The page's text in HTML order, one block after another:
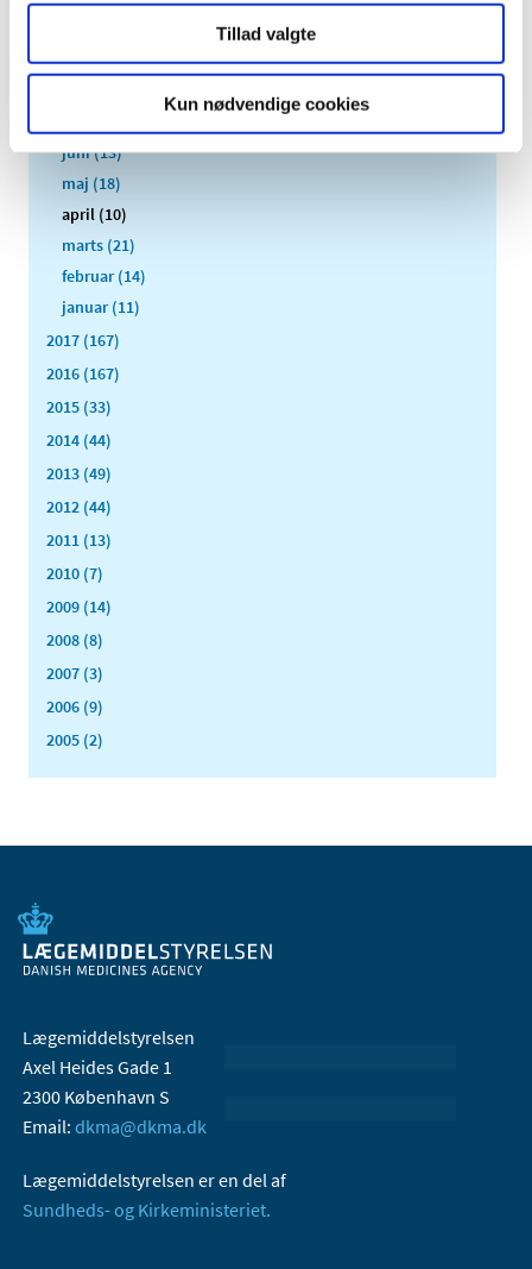
Tillad valgte
Kun nødvendige cookies
september (11)
juni (13)
maj (18)
april (10)
marts (21)
februar (14)
januar (11)
2017 (167)
2016 (167)
2015 (33)
2014 (44)
2013 (49)
2012 (44)
2011 (13)
2010 (7)
2009 (14)
2008 (8)
2007 (3)
2006 (9)
2005 (2)
Lægemiddelstyrelsen
Axel Heides Gade 1
2300 København S
Email: dkma@dkma.dk
Lægemiddelstyrelsen er en del af
Sundheds- og Kirkeministeriet.